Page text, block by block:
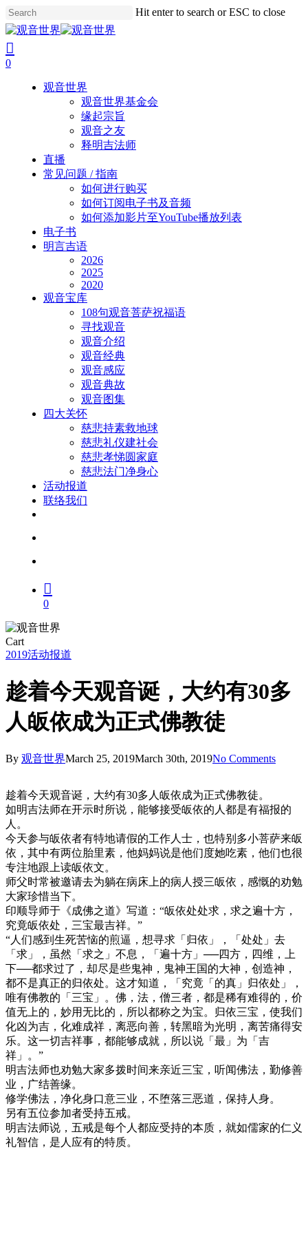
Skip
to
main
content
Hit enter to search or ESC to close
Close
Search
search
account
0
观音世界
观音世界基金会
缘起宗旨
观音之友
释明吉法师
直播
常见问题 / 指南
如何进行购买
如何订阅电子书及音频
如何添加影片至YouTube播放列表
电子书
明言吉语
2026
2025
2020
观音宝库
108句观音菩萨祝福语
寻找观音
观音介绍
观音经典
观音感应
观音典故
观音图集
四大关怀
慈悲持素救地球
慈悲礼仪建社会
慈悲孝悌圆家庭
慈悲法门净身心
活动报道
联络我们
0
CartClose
Cart
2019活动报道
趁着今天观音诞，大约有30多
人皈依成为正式佛教徒
By 观音世界March 25, 2019March 30th, 2019No Comments
趁着今天观音诞，大约有30多人皈依成为正式佛教徒。
如明吉法师在开示时所说，能够接受皈依的人都是有福报的
人。
今天参与皈依者有特地请假的工作人士，也特别多小菩萨来皈
依，其中有两位胎里素，他妈妈说是他们度她吃素，他们也很
专注地跟上读皈依文。
师父时常被邀请去为躺在病床上的病人授三皈依，感慨的劝勉
大家珍惜当下。
印顺导师于《成佛之道》写道：“皈依处处求，求之遍十方，
究竟皈依处，三宝最吉祥。”
“人们感到生死苦恼的煎逼，想寻求「归依」，「处处」去
「求」，虽然「求之」不息，「遍十方」──四方，四维，上
下──都求过了，却尽是些鬼神，鬼神王国的大神，创造神，
都不是真正的归依处。这才知道，「究竟「的真」归依处」，
唯有佛教的「三宝」。佛，法，僧三者，都是稀有难得的，价
值无上的，妙用无比的，所以都称之为宝。归依三宝，使我们
化凶为吉，化难成祥，离恶向善，转黑暗为光明，离苦痛得安
乐。这一切吉祥事，都能够成就，所以说「最」为「吉
祥」。”
明吉法师也劝勉大家多拨时间来亲近三宝，听闻佛法，勤修善
业，广结善缘。
修学佛法，净化身口意三业，不堕落三恶道，保持人身。
另有五位参加者受持五戒。
明吉法师说，五戒是每个人都应受持的本质，就如儒家的仁义
礼智信，是人应有的特质。